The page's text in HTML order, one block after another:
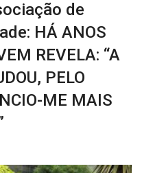
de
HÁ ANOS
REVELA: “A
PELO
ME MAIS